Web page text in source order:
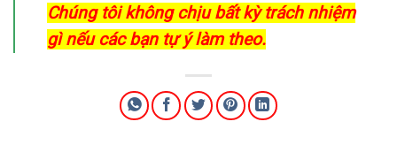
Chúng tôi không chịu bất kỳ trách nhiệm
gì nếu các bạn tự ý làm theo.